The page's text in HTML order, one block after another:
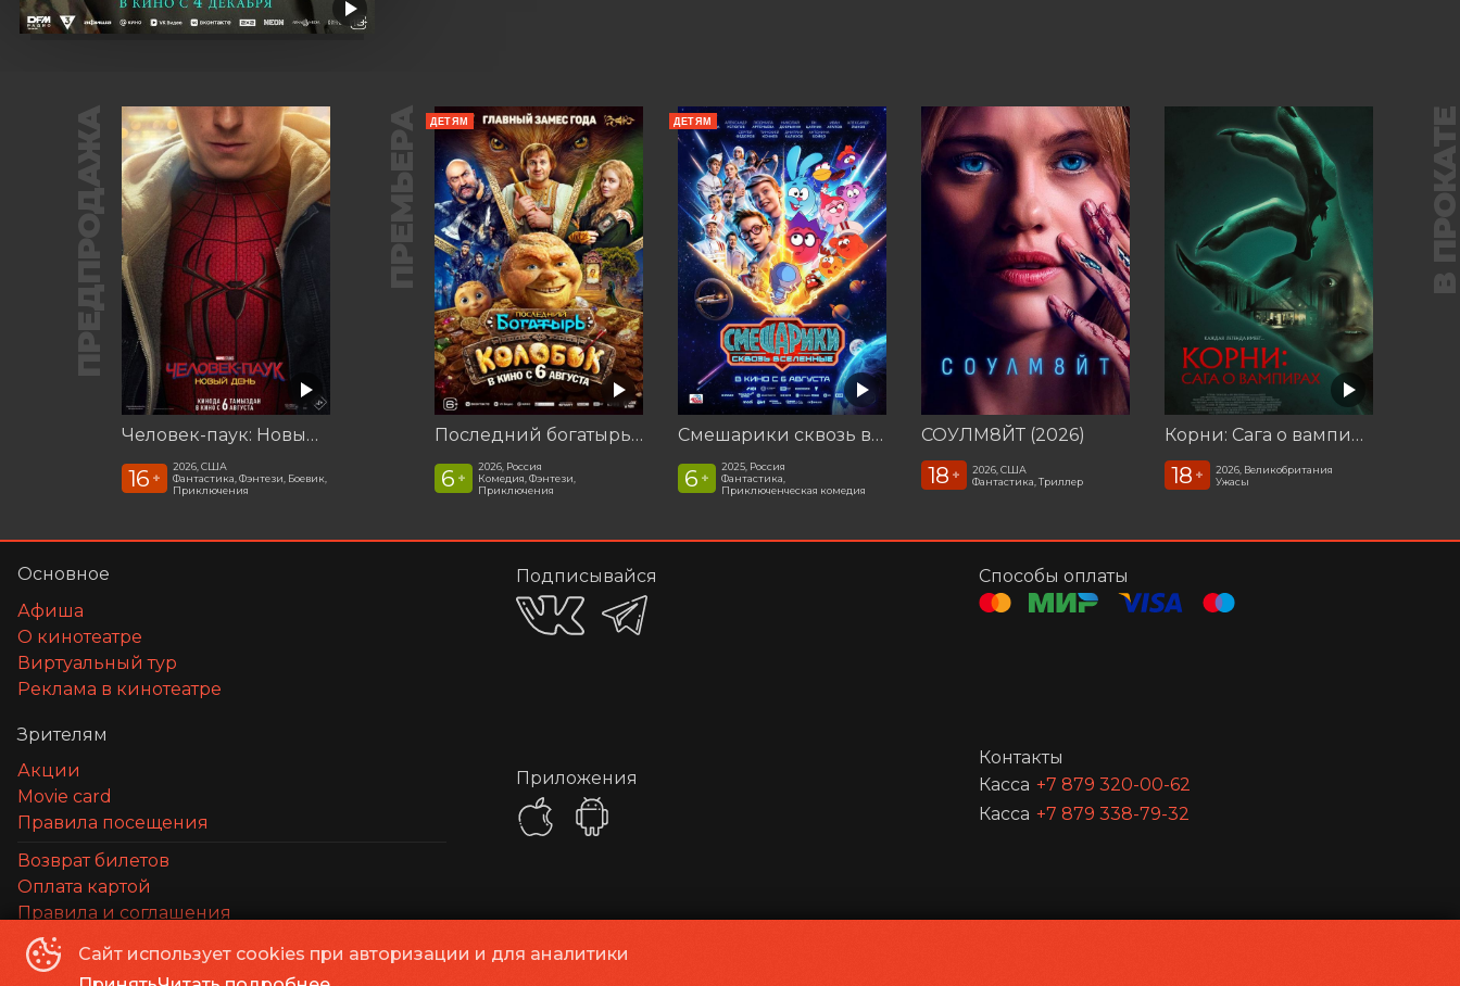
ПРЕДПРОДАЖА
Человек-паук: Новый день
16 +
2026, США
Фантастика, Фэнтези, Боевик,
Приключения
ПРЕМЬЕРА ДЕТЯМ
Последний богатырь. Колобок
6 +
2026, Россия
Комедия, Фэнтези,
Приключения
ДЕТЯМ
Смешарики сквозь вселенные
6 +
2025, Россия
Фантастика,
Приключенческая комедия
СОУЛМ8ЙТ (2026)
18 +
2026, США
Фантастика, Триллер
Корни: Сага о вампирах
18 +
2026, Великобритания
Ужасы
В
Сайт использует cookies при авторизации и для аналитики
Основное
Афиша
О кинотеатре
Виртуальный тур
Реклама в кинотеатре
Зрителям
Акции
Movie card
Правила посещения
Возврат билетов
Оплата картой
Правила и соглашения
Подписывайся
Приложения
Способы оплаты
Контакты
Касса +7 879 320-00-62
Касса +7 879 338-79-32
ООО Маска© 2026